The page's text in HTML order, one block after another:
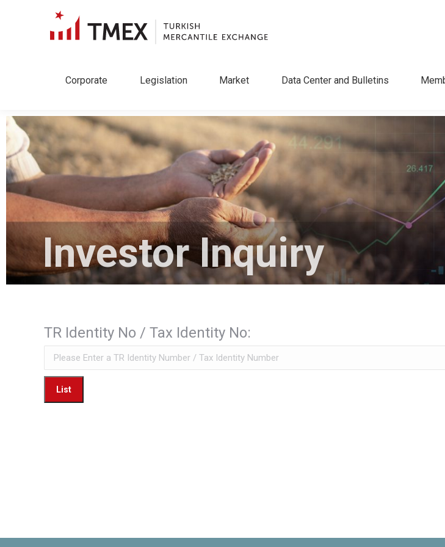
Corporate Legislation Market Data Center and Bulletins
Investor Inquiry
TR Identity No / Tax Identity No: